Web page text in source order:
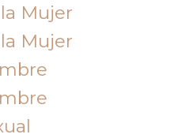
Mujer
Mujer